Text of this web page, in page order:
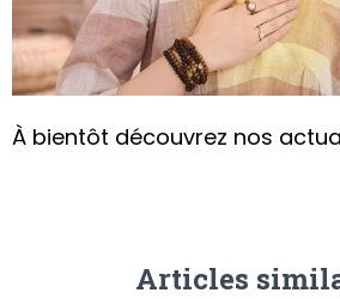
À bientôt découvrez nos
Articles